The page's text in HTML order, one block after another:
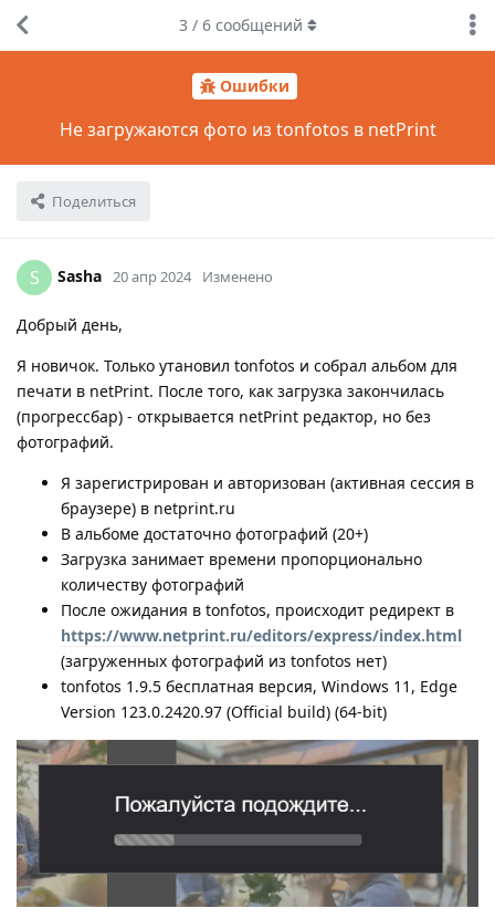
Ошибки
Не загружаются фото из tonfotos в netPrint
Поделиться
3 / 6сообщений
S Sasha 20 апр 2024 Изменено
Добрый день,
Я новичок. Только утановил tonfotos и собрал альбом для
печати в netPrint. После того, как загрузка закончилась
(прогрессбар) - открывается netPrint редактор, но без
фотографий.
Я зарегистрирован и авторизован (активная сессия в
браузере) в netprint.ru
В альбоме достаточно фотографий (20+)
Загрузка занимает времени пропорционально
количеству фотографий
После ожидания в tonfotos, происходит редирект в
https://www.netprint.ru/editors/express/index.html
(загруженных фотографий из tonfotos нет)
tonfotos 1.9.5 бесплатная версия, Windows 11, Edge
Version 123.0.2420.97 (Official build) (64-bit)